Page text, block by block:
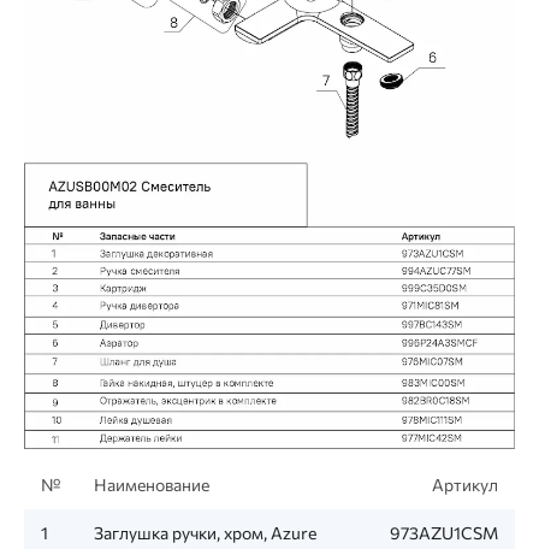
№ Наименование Артикул
1 Заглушка ручки, хром, Azure 973AZU1CSM